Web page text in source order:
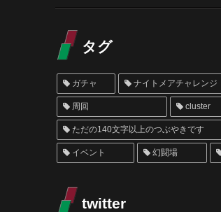
タグ
ガチャ ナイトメアチャレンジ
周回 cluster
ただの140文字以上のつぶやきです
イベント 幻闘場
twitter